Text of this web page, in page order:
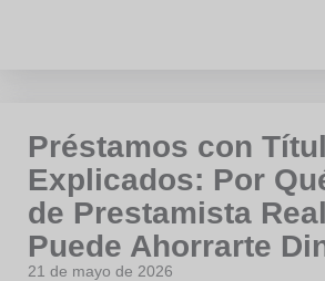
Préstamos con
Explicados: Por
de Prestamista
Puede Ahorrarte
21 de mayo de 2026